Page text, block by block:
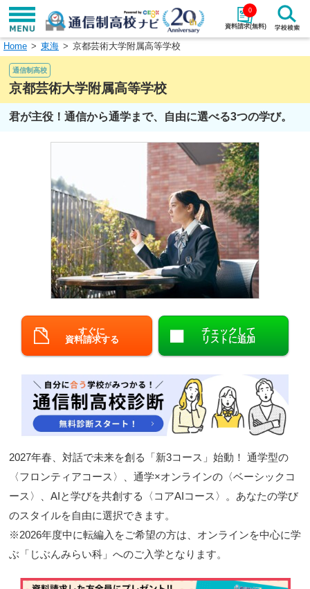
資料請求(無料)
0
学校名で探す
エリアから探す 特徴から探す
エリアを選択して探す
北海道・東北
北陸・甲信越
中国
九州・沖縄
閉じる
Home 東海 京都芸術大学附属高等学校
通信制高校
京都芸術大学附属高等学校
君が主役！通信から通学まで、自由に選べる3つの学び。
すぐに
資料請求する
チェックして
リストに追加
2027年春、対話で未来を創る「新3コース」始動！ 通学型の
〈フロンティアコース〉、通学×オンラインの〈ベーシックコ
ース〉、AIと学びを共創する〈コアAIコース〉。あなたの学び
のスタイルを自由に選択できます。
※2026年度中に転編入をご希望の方は、オンラインを中心に学
ぶ「じぶんみらい科」へのご入学となります。